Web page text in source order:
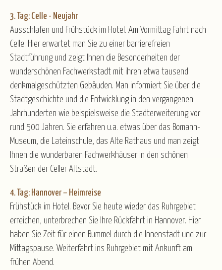
3. Tag: Celle - Neujahr
Ausschlafen und Frühstück im Hotel. Am Vormittag Fahrt nach
Celle. Hier erwartet man Sie zu einer barrierefreien
Stadtführung und zeigt Ihnen die Besonderheiten der
wunderschönen Fachwerkstadt mit ihren etwa tausend
denkmalgeschützten Gebäuden. Man informiert Sie über die
Stadtgeschichte und die Entwicklung in den vergangenen
Jahrhunderten wie beispielsweise die Stadterweiterung vor
rund 500 Jahren. Sie erfahren u.a. etwas über das Bomann-
Museum, die Lateinschule, das Alte Rathaus und man zeigt
Ihnen die wunderbaren Fachwerkhäuser in den schönen
Straßen der Celler Altstadt.
4. Tag: Hannover – Heimreise
Frühstück im Hotel. Bevor Sie heute wieder das Ruhrgebiet
erreichen, unterbrechen Sie Ihre Rückfahrt in Hannover. Hier
haben Sie Zeit für einen Bummel durch die Innenstadt und zur
Mittagspause. Weiterfahrt ins Ruhrgebiet mit Ankunft am
frühen Abend.